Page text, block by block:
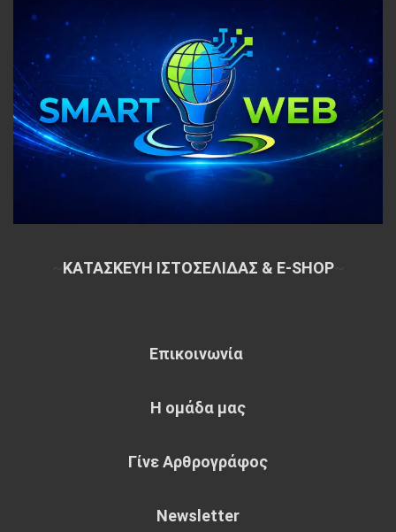
ΚΑΤΑΣΚΕΥΗ ΙΣΤΟΣΕΛΙΔΑΣ & E-SHOP~
Επικοινωνία
Η ομάδα μας
Γίνε Αρθρογράφος
Newsletter